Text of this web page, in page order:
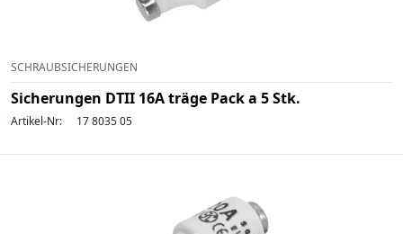
SCHRAUBSICHERUNGEN
Sicherungen DTII 16A träge Pack a 5 Stk.
Artikel-Nr: 17 8035 05